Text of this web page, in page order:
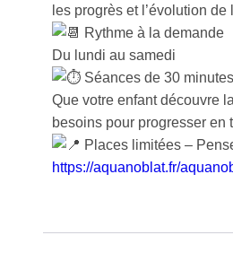
les progrès et l’évolution de
Rythme à la demande
Du lundi au samedi
Séances de 30 minutes
Que votre enfant découvre
besoins pour progresser en
Places limitées –
https://aquanoblat.fr/